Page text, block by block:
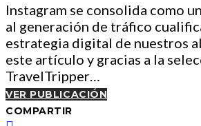
Instagram se consolida como
al generación de tráfico
estrategia digital de nuestros
este artículo y gracias a la
TravelTripper…
VER PUBLICACIÓN
COMPARTIR